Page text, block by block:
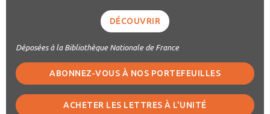
DÉCOUVRIR
Déposées à la Bibliothèque Nationale de France
ABONNEZ-VOUS À NOS PORTEFEUILLES
ACHETER LES LETTRES À L'UNITÉ